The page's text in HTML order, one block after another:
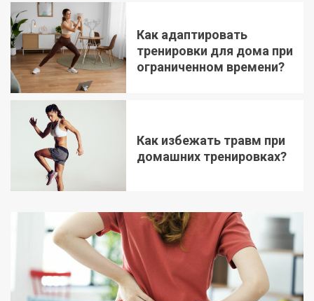
Как адаптировать
тренировки для дома при
ограниченном времени?
Как избежать травм при
домашних тренировках?